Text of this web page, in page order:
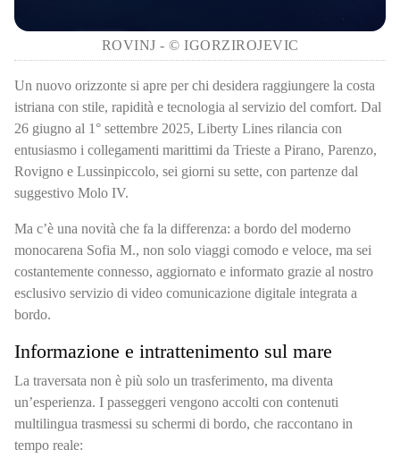
ROVINJ - © IGORZIROJEVIC
Un nuovo orizzonte si apre per chi desidera raggiungere la costa
istriana con stile, rapidità e tecnologia al servizio del comfort. Dal
26 giugno al 1° settembre 2025, Liberty Lines rilancia con
entusiasmo i collegamenti marittimi da Trieste a Pirano, Parenzo,
Rovigno e Lussinpiccolo, sei giorni su sette, con partenze dal
suggestivo Molo IV.
Ma c’è una novità che fa la differenza: a bordo del moderno
monocarena Sofia M., non solo viaggi comodo e veloce, ma sei
costantemente connesso, aggiornato e informato grazie al nostro
esclusivo servizio di video comunicazione digitale integrata a
bordo.
Informazione e intrattenimento sul mare
La traversata non è più solo un trasferimento, ma diventa
un’esperienza. I passeggeri vengono accolti con contenuti
multilingua trasmessi su schermi di bordo, che raccontano in
tempo reale: